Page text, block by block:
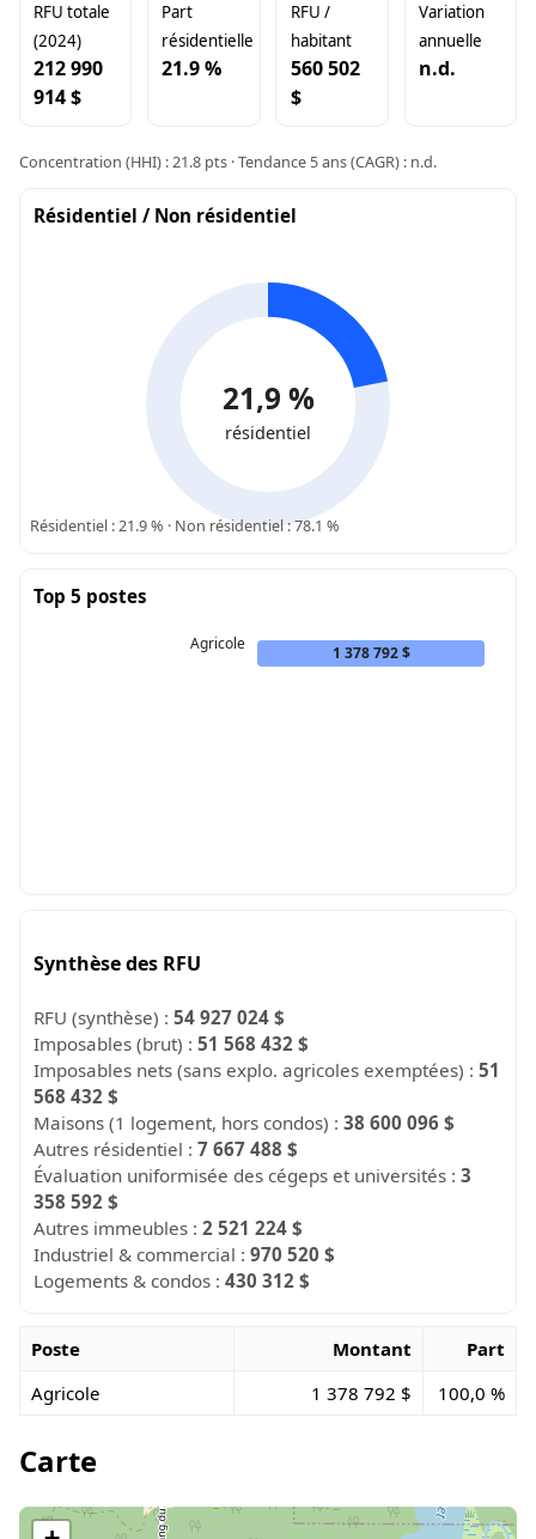
RFU totale
(2024)
212 990
914 $
Part
résidentielle
21.9 %
RFU /
habitant
560 502
$
Variation
annuelle
n.d.
Concentration (HHI) : 21.8 pts · Tendance 5 ans (CAGR) : n.d.
Résidentiel / Non résidentiel
21,9 %
résidentiel
Résidentiel : 21.9 % · Non résidentiel : 78.1 %
Top 5 postes
Agricole 1 378 792 $
Synthèse des RFU
RFU (synthèse) :54 927 024 $
Imposables (brut) :51 568 432 $
Imposables nets (sans explo. agricoles exemptées) :51
568 432 $
Maisons (1 logement, hors condos) :38 600 096 $
Autres résidentiel :7 667 488 $
Évaluation uniformisée des cégeps et universités :3
358 592 $
Autres immeubles :2 521 224 $
Industriel & commercial :970 520 $
Logements & condos :430 312 $
Poste Montant
Part
Agricole
1 378 792 $ 100,0 %
Carte